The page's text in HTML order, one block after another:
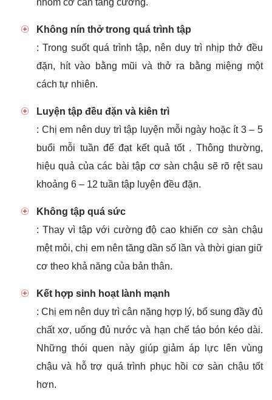
nhóm cơ cần tăng cường.
Không nín thở trong quá trình tập
: Trong suốt quá trình tập, nên duy trì nhịp thở đều
đặn, hít vào bằng mũi và thở ra bằng miệng một
cách tự nhiên.
Luyện tập đều đặn và kiên trì
: Chị em nên duy trì tập luyện mỗi ngày hoặc ít 3 – 5
buổi mỗi tuần để đạt kết quả tốt . Thông thường,
hiệu quả của các bài tập cơ sàn chậu sẽ rõ rệt sau
khoảng 6 – 12 tuần tập luyện đều đặn.
Không tập quá sức
: Thay vì tập với cường độ cao khiến cơ sàn chậu
mệt mỏi, chị em nên tăng dần số lần và thời gian giữ
cơ theo khả năng của bản thân.
Kết hợp sinh hoạt lành mạnh
: Chị em nên duy trì cân nặng hợp lý, bổ sung đầy đủ
chất xơ, uống đủ nước và hạn chế táo bón kéo dài.
Những thói quen này giúp giảm áp lực lên vùng
chậu và hỗ trợ quá trình phục hồi cơ sàn chậu tốt
hơn.